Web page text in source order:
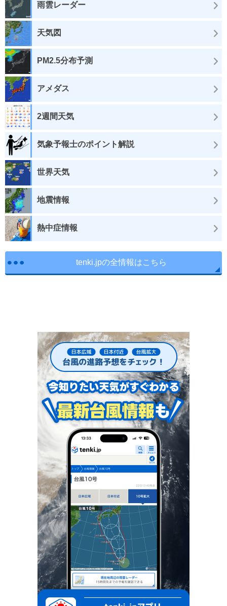
雨雲レーダー
天気図
PM2.5分布予測
アメダス
2週間天気
気象予報士のポイント解説
世界天気
地震情報
熱中症情報
tenki.jpの全情報はこちら